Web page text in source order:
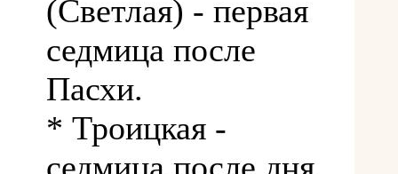
(Светлая) - первая
седмица после
Пасхи.
* Троицкая -